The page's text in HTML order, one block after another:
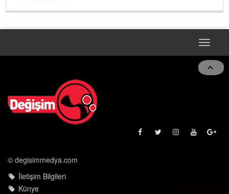
Toggle
© degisimmedya.com
İletişim Bilgileri
Künye